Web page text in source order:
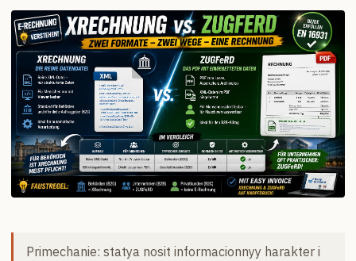
Primechanie: statya nosit informacionnyy harakter i